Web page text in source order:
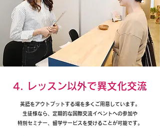
4. レッスン以外で異文化交流
英語をアウトプットする場を多くご用意しています。
生徒様なら、定期的な国際交流イベントへの参加や
特別セミナー、留学サービスを受けることが可能です。